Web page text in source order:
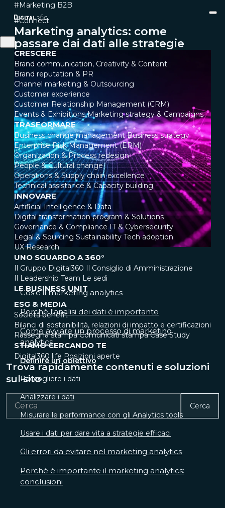
CRESCERE
Brand communication, Creativity & Content
Brand reputation & PR
Channel marketing & Outsourcing
Customer experience
Customer Relationship Management (CRM)
Events & Exhibitions Marketing strategy & Campaigns
TRASFORMARE
Business change management Business strategy
Enterprise Risk Management (ERM)
Organization & Process redesign
People & Cultural change
Operations & Supply chain excellence
Technical assistance & Capacity building
INNOVARE
Artificial Intelligence & Data
Digital transformation program & Solutions
Governance & Compliance IT & Cybersecurity
Legal & Sourcing Sustainability Tech adoption
UX Research
UNO SGUARDO A 360°
Il Gruppo Digital360 Il Consiglio di Amministrazione
Il Leadership Team Le sedi
LE BUSINESS UNIT
ESG & MEDIA
Società benefit
Bilanci di sostenibilità, relazioni di impatto e certificazioni
Rassegna stampa Comunicati stampa Case Study
STIAMO CERCANDO TE
Digital360 life Posizioni aperte
Trova rapidamente contenuti e soluzioni
sul sito
Cerca
#Marketing B2B
#Connect
Marketing analytics: come
passare dai dati alle strategie
Cos'è il marketing analytics
Perché l'analisi dei dati è importante
Come avviare un processo di marketing
analytics
Definire un obiettivo
Raccogliere i dati
Analizzare i dati
Misurare le performance con gli Analytics tools
Usare i dati per dare vita a strategie efficaci
Gli errori da evitare nel marketing analytics
Perché è importante il marketing analytics:
conclusioni